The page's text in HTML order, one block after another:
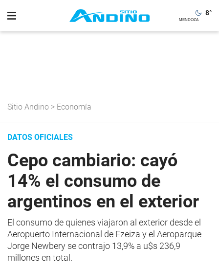
8°
Sitio Andino > Economía
DATOS OFICIALES
Cepo cambiario: cayó
14% el consumo de
argentinos en el exterior
El consumo de quienes viajaron al exterior desde el
Aeropuerto Internacional de Ezeiza y el Aeroparque
Jorge Newbery se contrajo 13,9% a u$s 236,9
millones en total.